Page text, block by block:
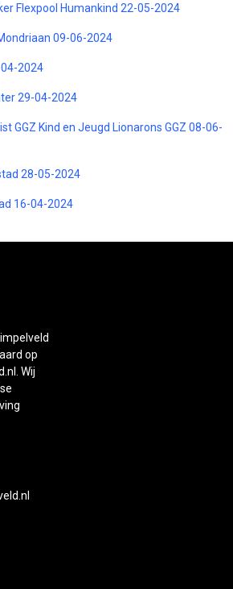
Flexpool Humankind 22-05-2024
09-06-2024
2024
29-04-2024
GGZ Kind en Jeugd Lionarons GGZ 08-06-
28-05-2024
16-04-2024
op
Wij